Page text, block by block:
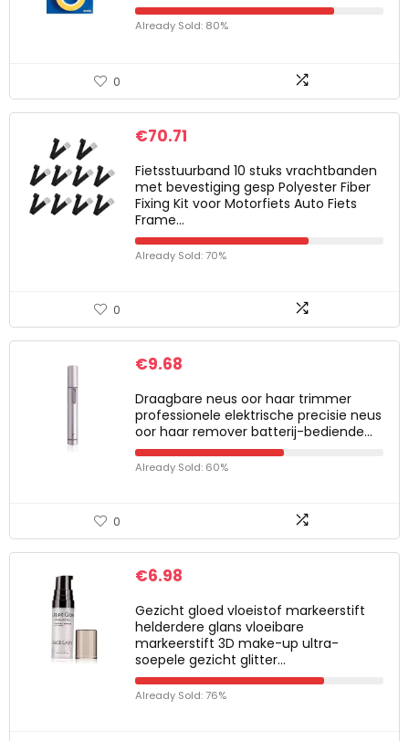
Already Sold: 80%
0
€70.71
Fietsstuurband 10 stuks vrachtbanden
met bevestiging gesp Polyester Fiber
Fixing Kit voor Motorfiets Auto Fiets
Frame…
Already Sold: 70%
0
€9.68
Draagbare neus oor haar trimmer
professionele elektrische precisie neus
oor haar remover batterij-bediende…
Already Sold: 60%
0
€6.98
Gezicht gloed vloeistof markeerstift
helderdere glans vloeibare
markeerstift 3D make-up ultra-
soepele gezicht glitter…
Already Sold: 76%